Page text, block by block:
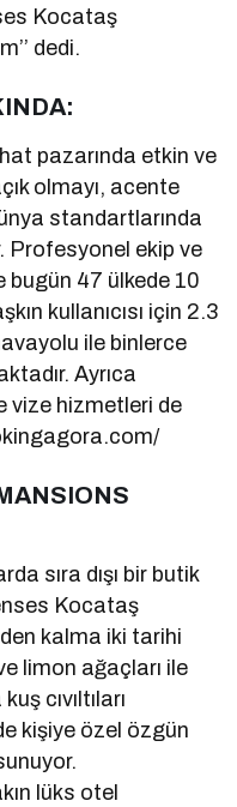
Kocataş
dedi.
pazarında etkin ve
olmayı, acente
standartlarında
Profesyonel ekip ve
bugün 47 ülkede 10
kullanıcısı için 2.3
ile binlerce
Ayrıca
vize hizmetleri de
sıra dışı bir butik
Kocataş
kalma iki tarihi
limon ağaçları ile
cıvıltıları
kişiye özel özgün
lüks otel